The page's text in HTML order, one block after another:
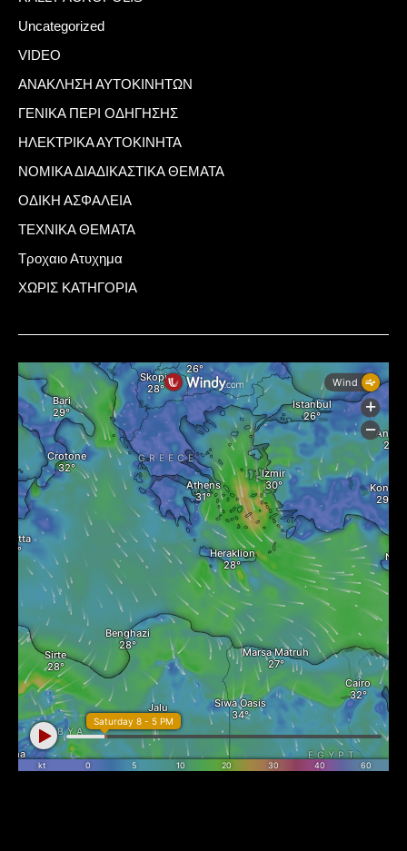
Uncategorized
VIDEO
ΑΝΑΚΛΗΣΗ ΑΥΤΟΚΙΝΗΤΩΝ
ΓΕΝΙΚΑ ΠΕΡΙ ΟΔΗΓΗΣΗΣ
ΗΛΕΚΤΡΙΚΑ ΑΥΤΟΚΙΝΗΤΑ
ΝΟΜΙΚΑ ΔΙΑΔΙΚΑΣΤΙΚΑ ΘΕΜΑΤΑ
ΟΔΙΚΗ ΑΣΦΑΛΕΙΑ
ΤΕΧΝΙΚΑ ΘΕΜΑΤΑ
Τροχαιο Ατυχημα
ΧΩΡΙΣ ΚΑΤΗΓΟΡΙΑ